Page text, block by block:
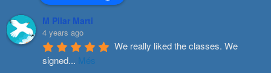
M Pilar Marti
4 years ago
We really liked the classes. We
signed... Més